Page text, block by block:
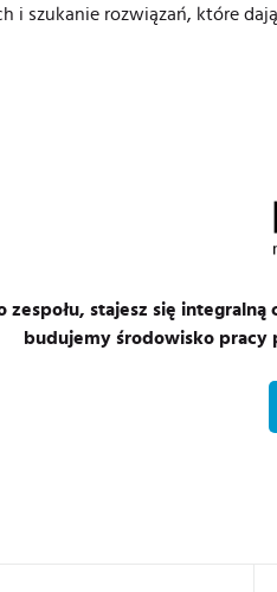
i szukanie rozwiązań, które
zespołu, stajesz się
budujemy środowisko pracy